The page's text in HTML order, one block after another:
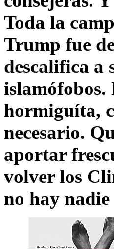
Toda la
Trump fue
descalifica a
islamófobos.
hormiguíta,
necesario.
aportar
volver los
no hay nadie